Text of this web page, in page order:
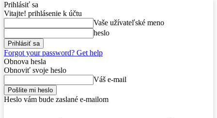
Prihlásiť sa
Vitajte! prihlásenie k účtu
Vaše užívateľské meno
heslo
Forgot your password? Get help
Obnova hesla
Obnoviť svoje heslo
Váš e-mail
Heslo vám bude zaslané e-mailom